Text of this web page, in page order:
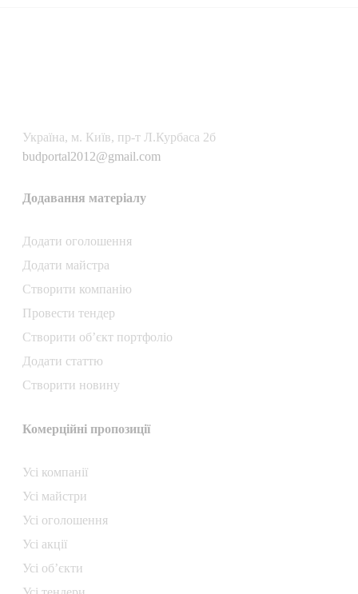
Українa, м. Київ, пр-т Л.Курбаса 2б
budportal2012@gmail.com
Додавання матеріалу
Додати oголошення
Додати майстра
Створити компанiю
Провести тендер
Створити об’єкт портфоліо
Додати статтю
Створити новину
Комерційні пропозиції
Усі компанії
Усі майстри
Усі оголошення
Усі акції
Усі об’єкти